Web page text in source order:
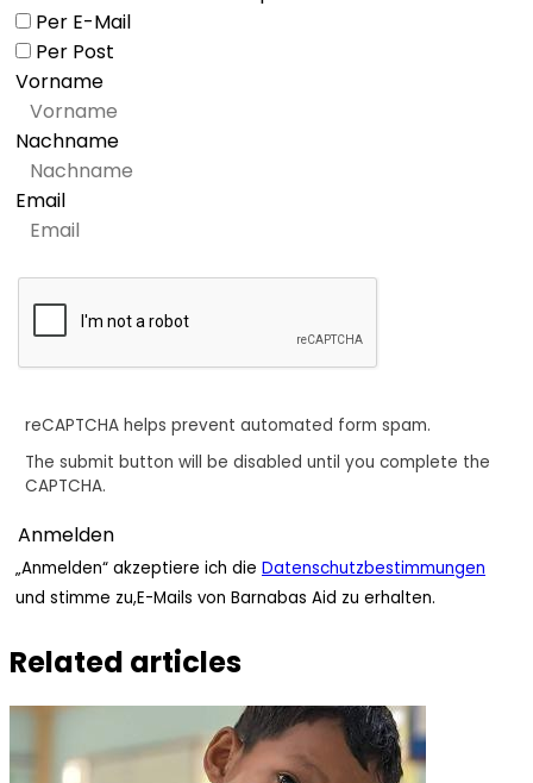
Per E-Mail
Per Post
Vorname
Nachname
Email
reCAPTCHA helps prevent automated form spam.
The submit button will be disabled until you complete the
CAPTCHA.
„Anmelden“ akzeptiere ich die Datenschutzbestimmungen
und stimme zu,E-Mails von Barnabas Aid zu erhalten.
Related articles